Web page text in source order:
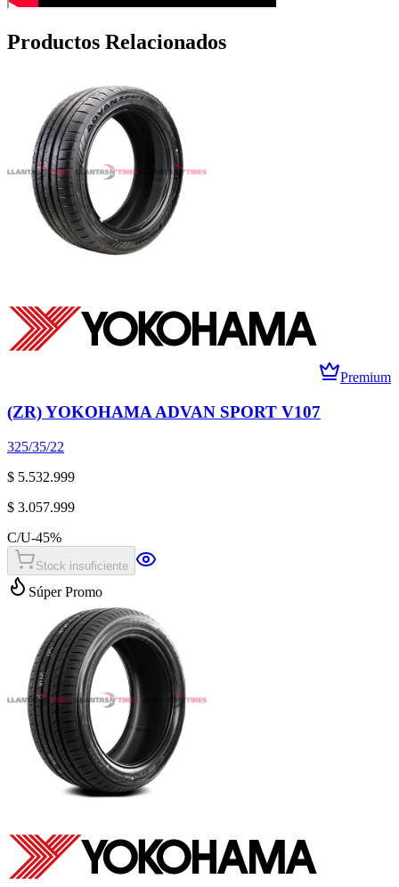
Productos Relacionados
Premium
(ZR) YOKOHAMA ADVAN SPORT V107
325/35/22
$ 5.532.999
$ 3.057.999
C/U-45%
Stock insuficiente
Súper Promo